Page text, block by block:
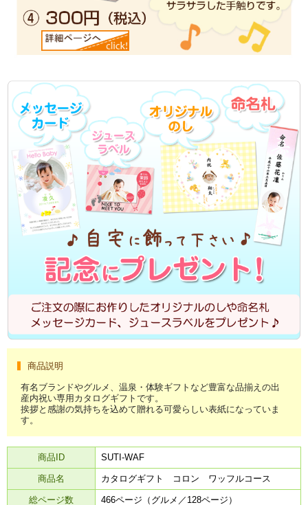
商品説明
有名ブランドやグルメ、温泉・体験ギフトなど豊富な品揃えの出
産内祝い専用カタログギフトです。
挨拶と感謝の気持ちを込めて贈れる可愛らしい表紙になっていま
す。
商品ID SUTI-WAF
商品名 カタログギフト コロン ワッフルコース
総ページ数 466ページ（グルメ／128ページ）